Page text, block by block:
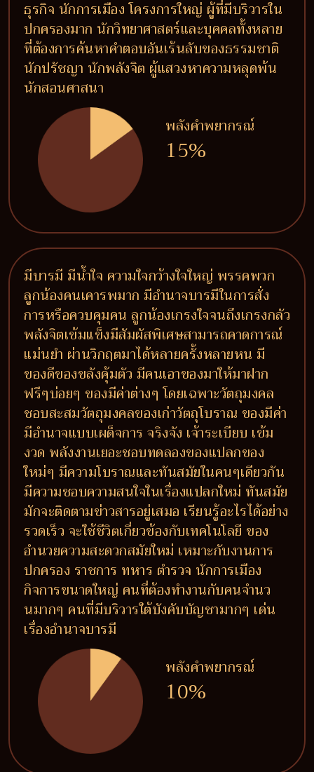
ธุรกิจ นักการเมือง โครงการใหญ่ ผู้ที่มีบริวารใน
ปกครองมาก นักวิทยาศาสตร์และบุคคลทั้งหลาย
ที่ต้องการค้นหาคำตอบอันเร้นลับของธรรมชาติ
นักปรัชญา นักพลังจิต ผู้แสวงหาความหลุดพ้น
นักสอนศาสนา
พลังคำพยากรณ์
15%
มีบารมี มีน้ำใจ ความใจกว้างใจใหญ่ พรรคพวก
ลูกน้องคนเคารพมาก มีอำนาจบารมีในการสั่ง
การหรือควบคุมคน ลูกน้องเกรงใจจนถึงเกรงกลัว
พลังจิตเข้มแข็งมีสัมผัสพิเศษสามารถคาดการณ์
แม่นยำ ผ่านวิกฤตมาได้หลายครั้งหลายหน มี
ของดีของขลังคุ้มตัว มีคนเอาของมาให้มาฝาก
ฟรีๆบ่อยๆ ของมีค่าต่างๆ โดยเฉพาะวัตถุมงคล
ชอบสะสมวัตถุมงคลของเก่าวัตถุโบราณ ของมีค่า
มีอำนาจแบบเผด็จการ จริงจัง เจ้าระเบียบ เข้ม
งวด พลังงานเยอะชอบทดลองของแปลกของ
ใหม่ๆ มีความโบราณและทันสมัยในคนๆเดียวกัน
มีความชอบความสนใจในเรื่องแปลกใหม่ ทันสมัย
มักจะติดตามข่าวสารอยู่เสมอ เรียนรู้อะไรได้อย่าง
รวดเร็ว จะใช้ชีวิตเกี่ยวข้องกับเทคโนโลยี ของ
อำนวยความสะดวกสมัยใหม่ เหมาะกับงานการ
ปกครอง ราชการ ทหาร ตำรวจ นักการเมือง
กิจการขนาดใหญ่ คนที่ต้องทำงานกับคนจำนว
นมากๆ คนที่มีบริวารใต้บังคับบัญชามากๆ เด่น
เรื่องอำนาจบารมี
พลังคำพยากรณ์
10%